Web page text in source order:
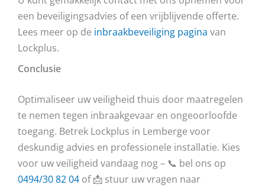
een beveiligingsadvies of een vrijblijvende offerte.
Lees meer op de inbraakbeveiliging pagina van
Lockplus.
Conclusie
Optimaliseer uw veiligheid thuis door maatregelen
te nemen tegen inbraakgevaar en ongeoorloofde
toegang. Betrek Lockplus in Lemberge voor
deskundig advies en professionele installatie. Kies
voor uw veiligheid vandaag nog – 📞 bel ons op
0494/30 82 04 of 📩 stuur uw vragen naar